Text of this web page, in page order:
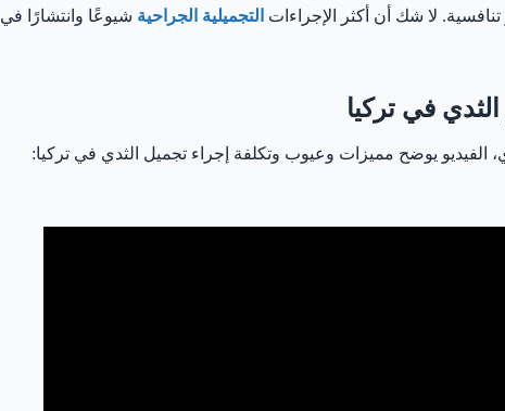
لا شك أن أكثر الإجراءات التجميلية الجراحية شيوعًا وانتشارًا في
في تركيا
الفيديو يوضح مميزات وعيوب وتكلفة إجراء تجميل الثدي في تركيا: